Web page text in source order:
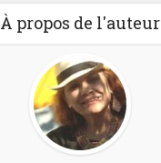
À propos de l'auteur